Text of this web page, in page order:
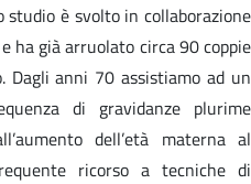
è svolto in collaborazione
ha già arruolato circa 90 coppie
Dagli anni 70 assistiamo ad un
di gravidanze plurime
dell’età materna al
ricorso a tecniche di